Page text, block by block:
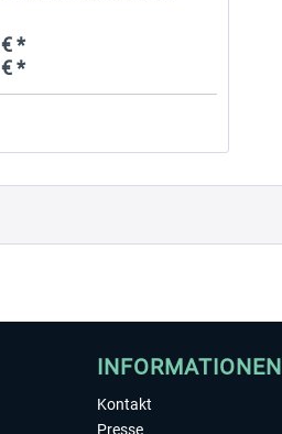
*
*
INFORMATIONEN
Kontakt
Presse